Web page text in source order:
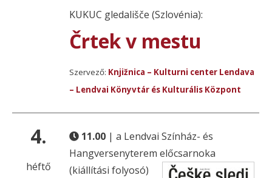
KUKUC gledališče (Szlovénia):
Črtek v mestu
Szervező: Knjižnica – Kulturni center Lendava
– Lendvai Könyvtár és Kulturális Központ
4.
héftő
11.00 | a Lendvai Színház- és
Hangversenyterem előcsarnoka
(kiállítási folyosó)